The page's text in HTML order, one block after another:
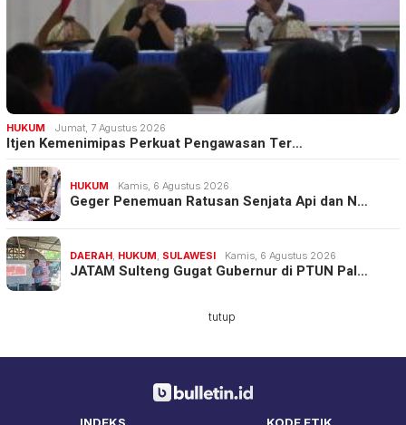
HUKUM Jumat, 7 Agustus 2026
Itjen Kemenimipas Perkuat Pengawasan Ter…
HUKUM Kamis, 6 Agustus 2026
Geger Penemuan Ratusan Senjata Api dan N…
DAERAH, HUKUM, SULAWESI Kamis, 6 Agustus 2026
JATAM Sulteng Gugat Gubernur di PTUN Pal…
INDEKS KODE ETIK
tutup